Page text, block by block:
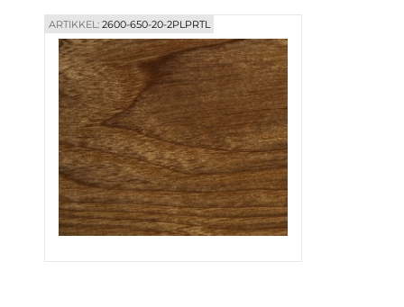
ARTIKKEL:2600-650-20-2PLPRTL